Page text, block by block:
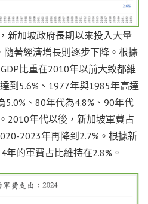
新加坡政府長期以來投入大量
著經濟增長則逐步下降。根據
比重在2010年以前大致都維
到5.6%、1977年與1985年高達
5.0%、80年代為4.8%、90年代
2010年代以後，新加坡軍費占
2023年再降到2.7%。根據新
的軍費占比維持在2.8%。